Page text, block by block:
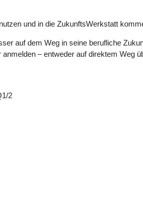
und in die ZukunftsWerkstatt
auf dem Weg in seine berufliche
– entweder auf direktem Weg
2